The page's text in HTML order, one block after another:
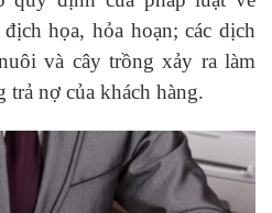
họa, hỏa hoạn; các dịch
và cây trồng xảy ra làm
trả nợ của khách hàng.